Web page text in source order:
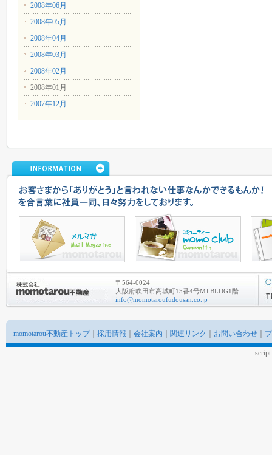
2008年06月
2008年05月
2008年04月
2008年03月
2008年02月
2008年01月
2007年12月
〒564-0024
大阪府吹田市高城町15番4号MJ BLDG1階
info@momotaroufudousan.co.jp
momotarou不動産トップ｜ 採用情報 会社案内 関連リンク お問い合わせ